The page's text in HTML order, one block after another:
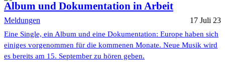
Album und Dokumentation in Arbeit
Meldungen 17 Juli 23
Eine Single, ein Album und eine Dokumentation: Europe haben sich
einiges vorgenommen für die kommenen Monate. Neue Musik wird
es bereits am 15. September zu hören geben.